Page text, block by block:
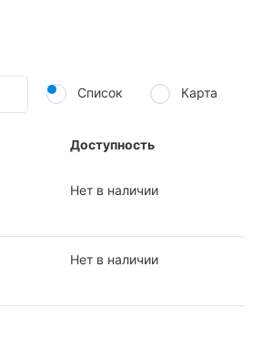
Список Карта
Доступность
Нет в наличии
Нет в наличии